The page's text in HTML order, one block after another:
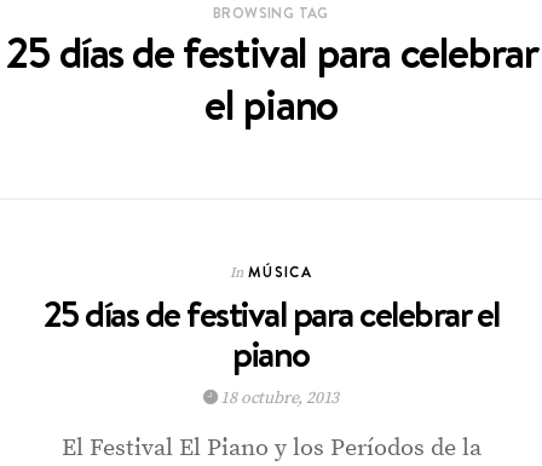
BROWSING TAG
25 días de festival para celebrar
el piano
In MÚSICA
25 días de festival para celebrar el
piano
18 octubre, 2013
El Festival El Piano y los Períodos de la